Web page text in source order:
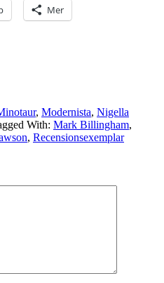
Mer
, Modernista, Nigella
With: Mark Billingham,
, Recensionsexemplar